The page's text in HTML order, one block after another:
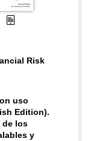
Risk
uso
Edition).
de los
y